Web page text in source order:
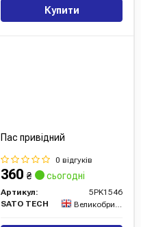
Купити
Пас привідний
0 відгуків
360 ₴ сьогодні
Артикул:
5PK1546
SATO TECH
Великобританія